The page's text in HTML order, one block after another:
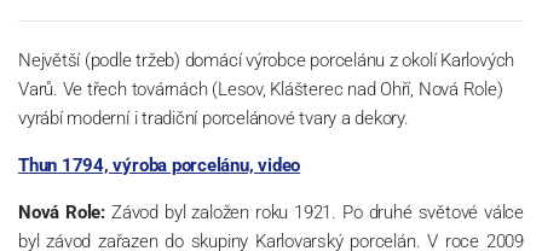
Největší (podle tržeb) domácí výrobce porcelánu z okolí Karlových
Varů. Ve třech továrnách (Lesov, Klášterec nad Ohří, Nová Role)
vyrábí moderní i tradiční porcelánové tvary a dekory.
Thun 1794, výroba porcelánu, video
Nová Role: Závod byl založen roku 1921. Po druhé světové válce
byl závod zařazen do skupiny Karlovarský porcelán. V roce 2009